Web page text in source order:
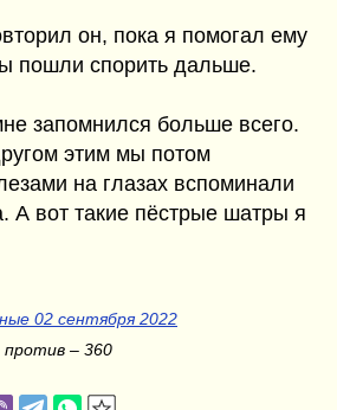
он, пока я помогал ему
пошли спорить дальше.
запомнился больше всего.
этим мы потом
на глазах вспоминали
А вот такие пёстрые шатры я
02 сентября 2022
против – 360